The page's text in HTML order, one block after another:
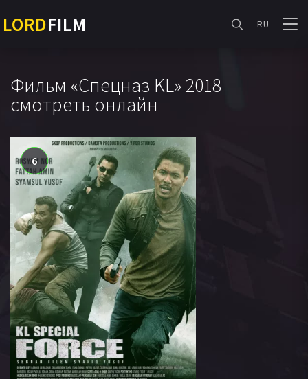
LORDFILM RU
Фильм «Спецназ KL» 2018
смотреть онлайн
6